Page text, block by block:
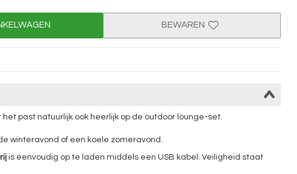
BEWAREN
past natuurlijk ook heerlijk op de outdoor lounge-set.
winteravond of een koele zomeravond.
is eenvoudig op te laden middels een USB kabel. Veiligheid staat